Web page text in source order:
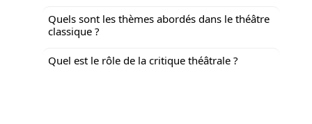
Quels sont les thèmes abordés dans le théâtre
classique ?
Quel est le rôle de la critique théâtrale ?